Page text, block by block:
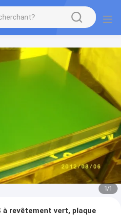
1/1
à revêtement vert, plaque